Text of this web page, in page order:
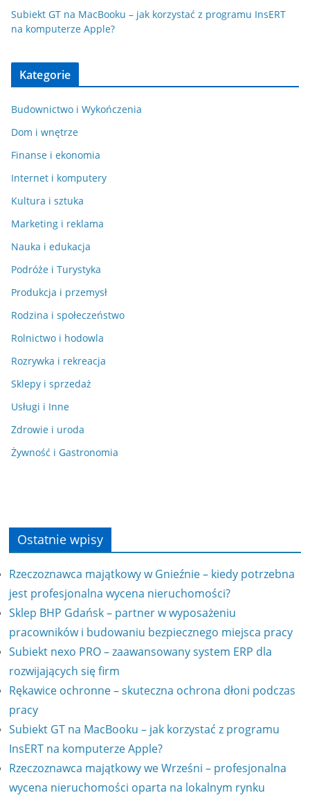
Subiekt GT na MacBooku – jak korzystać z programu InsERT
na komputerze Apple?
Kategorie
Budownictwo i Wykończenia
Dom i wnętrze
Finanse i ekonomia
Internet i komputery
Kultura i sztuka
Marketing i reklama
Nauka i edukacja
Podróże i Turystyka
Produkcja i przemysł
Rodzina i społeczeństwo
Rolnictwo i hodowla
Rozrywka i rekreacja
Sklepy i sprzedaż
Usługi i Inne
Zdrowie i uroda
Żywność i Gastronomia
Ostatnie wpisy
Rzeczoznawca majątkowy w Gnieźnie – kiedy potrzebna
jest profesjonalna wycena nieruchomości?
Sklep BHP Gdańsk – partner w wyposażeniu
pracowników i budowaniu bezpiecznego miejsca pracy
Subiekt nexo PRO – zaawansowany system ERP dla
rozwijających się firm
Rękawice ochronne – skuteczna ochrona dłoni podczas
pracy
Subiekt GT na MacBooku – jak korzystać z programu
InsERT na komputerze Apple?
Rzeczoznawca majątkowy we Wrześni – profesjonalna
wycena nieruchomości oparta na lokalnym rynku